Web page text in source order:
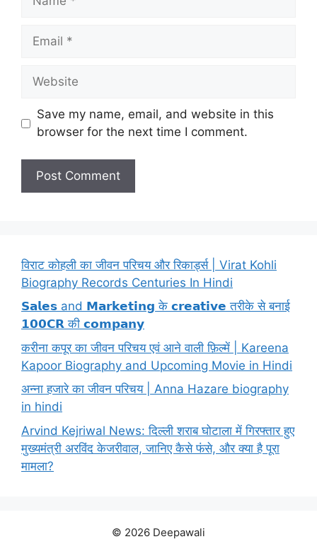
Email
Website
Save my name, email, and website in this
browser for the next time I comment.
विराट कोहली का जीवन परिचय और रिकार्ड्स | Virat Kohli
Biography Records Centuries In Hindi
𝗦𝗮𝗹𝗲𝘀 and 𝗠𝗮𝗿𝗸𝗲𝘁𝗶𝗻𝗴 के 𝗰𝗿𝗲𝗮𝘁𝗶𝘃𝗲 तरीके से बनाई
𝟭𝟬𝟬𝗖𝗥 की 𝗰𝗼𝗺𝗽𝗮𝗻𝘆
करीना कपूर का जीवन परिचय एवं आने वाली फ़िल्में | Kareena
Kapoor Biography and Upcoming Movie in Hindi
अन्ना हजारे का जीवन परिचय | Anna Hazare biography
in hindi
Arvind Kejriwal News: दिल्ली शराब घोटाला में गिरफ्तार हुए
मुख्यमंत्री अरविंद केजरीवाल, जानिए कैसे फंसे, और क्या है पूरा
मामला?
© 2026 Deepawali